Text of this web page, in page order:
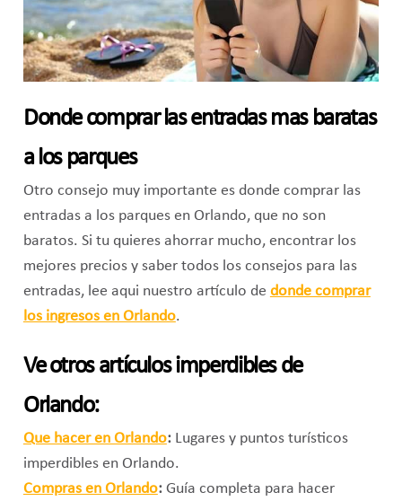
Donde comprar las entradas mas baratas
a los parques
Otro consejo muy importante es donde comprar las
entradas a los parques en Orlando, que no son
baratos. Si tu quieres ahorrar mucho, encontrar los
mejores precios y saber todos los consejos para las
entradas, lee aqui nuestro artículo de donde comprar
los ingresos en Orlando.
Ve otros artículos imperdibles de
Orlando:
Que hacer en Orlando:Lugares y puntos turísticos
imperdibles en Orlando.
Compras en Orlando:Guía completa para hacer